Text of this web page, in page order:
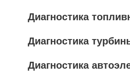
Диагностика
Диагностика
Диагностика